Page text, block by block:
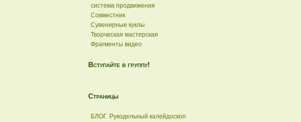
система продвижения
Совместник
Сувенирные куклы
Творческая мастерская
Фрагменты видео
Вступайте в группу!
Страницы
БЛОГ. Рукодельный калейдоскоп